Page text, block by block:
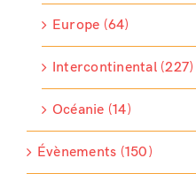
Europe (64)
Intercontinental (227)
Océanie (14)
Évènements (150)